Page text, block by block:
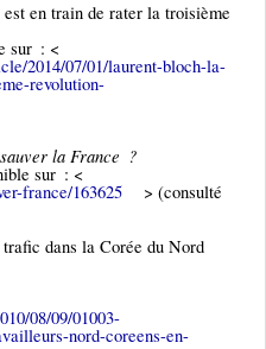
en train de rater la troisième
sur : <
2014/07/01/laurent-bloch-la-
revolution-
la France ?
sur : <
france/163625 > (consulté
dans la Corée du Nord
08/09/01003-
nord-coreens-en-